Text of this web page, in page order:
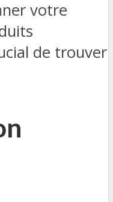
votre
de trouver